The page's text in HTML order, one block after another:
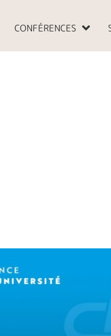
CONFÉRENCES